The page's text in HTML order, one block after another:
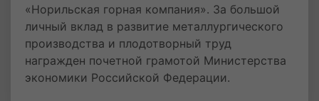
«Норильская горная компания». За большой
личный вклад в развитие металлургического
производства и плодотворный труд
награжден почетной грамотой Министерства
экономики Российской Федерации.